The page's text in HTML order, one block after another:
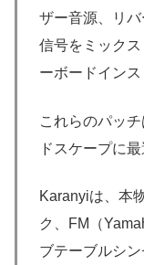
ザー音源、リ
信号をミック
ーボードインス
これらのパッ
ドスケープに最
Karanyiは、本
ク、FM（
ブテーブルシ